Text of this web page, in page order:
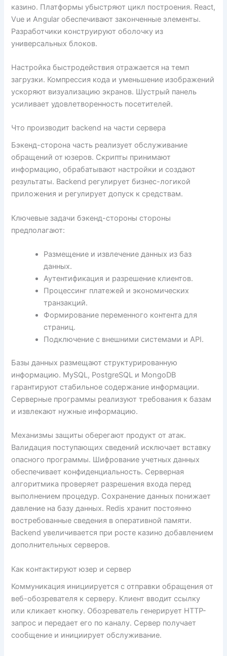
казино. Платформы убыстряют цикл построения. React,
Vue и Angular обеспечивают законченные элементы.
Разработчики конструируют оболочку из
универсальных блоков.
Настройка быстродействия отражается на темп
загрузки. Компрессия кода и уменьшение изображений
ускоряют визуализацию экранов. Шустрый панель
усиливает удовлетворенность посетителей.
Что производит backend на части сервера
Бэкенд-сторона часть реализует обслуживание
обращений от юзеров. Скрипты принимают
информацию, обрабатывают настройки и создают
результаты. Backend регулирует бизнес-логикой
приложения и регулирует допуск к средствам.
Ключевые задачи бэкенд-стороны стороны
предполагают:
Размещение и извлечение данных из баз
данных.
Аутентификация и разрешение клиентов.
Процессинг платежей и экономических
транзакций.
Формирование переменного контента для
страниц.
Подключение с внешними системами и API.
Базы данных размещают структурированную
информацию. MySQL, PostgreSQL и MongoDB
гарантируют стабильное содержание информации.
Серверные программы реализуют требования к базам
и извлекают нужные информацию.
Механизмы защиты оберегают продукт от атак.
Валидация поступающих сведений исключает вставку
опасного программы. Шифрование учетных данных
обеспечивает конфиденциальность. Серверная
алгоритмика проверяет разрешения входа перед
выполнением процедур. Сохранение данных понижает
давление на базу данных. Redis хранит постоянно
востребованные сведения в оперативной памяти.
Backend увеличивается при росте казино добавлением
дополнительных серверов.
Как контактируют юзер и сервер
Коммуникация инициируется с отправки обращения от
веб-обозревателя к серверу. Клиент вводит ссылку
или кликает кнопку. Обозреватель генерирует HTTP-
запрос и передает его по каналу. Сервер получает
сообщение и инициирует обслуживание.